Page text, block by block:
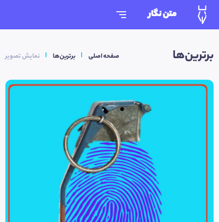
متن نگار
برترین‌ها صفحه اصلی برترین‌ها نمایش تصویر